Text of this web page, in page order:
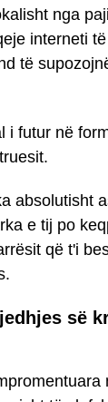
nga
interneti
të
i futur në
absolutisht
e tij po
që t'i
së